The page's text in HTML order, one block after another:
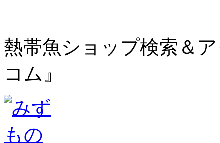
熱帯魚ショップ検索＆
コム』